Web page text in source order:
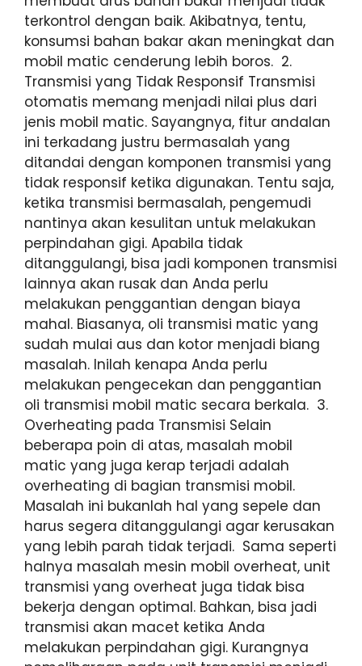
terkontrol dengan baik. Akibatnya, tentu,
konsumsi bahan bakar akan meningkat dan
mobil matic cenderung lebih boros. 2.
Transmisi yang Tidak Responsif Transmisi
otomatis memang menjadi nilai plus dari
jenis mobil matic. Sayangnya, fitur andalan
ini terkadang justru bermasalah yang
ditandai dengan komponen transmisi yang
tidak responsif ketika digunakan. Tentu saja,
ketika transmisi bermasalah, pengemudi
nantinya akan kesulitan untuk melakukan
perpindahan gigi. Apabila tidak
ditanggulangi, bisa jadi komponen transmisi
lainnya akan rusak dan Anda perlu
melakukan penggantian dengan biaya
mahal. Biasanya, oli transmisi matic yang
sudah mulai aus dan kotor menjadi biang
masalah. Inilah kenapa Anda perlu
melakukan pengecekan dan penggantian
oli transmisi mobil matic secara berkala. 3.
Overheating pada Transmisi Selain
beberapa poin di atas, masalah mobil
matic yang juga kerap terjadi adalah
overheating di bagian transmisi mobil.
Masalah ini bukanlah hal yang sepele dan
harus segera ditanggulangi agar kerusakan
yang lebih parah tidak terjadi. Sama seperti
halnya masalah mesin mobil overheat, unit
transmisi yang overheat juga tidak bisa
bekerja dengan optimal. Bahkan, bisa jadi
transmisi akan macet ketika Anda
melakukan perpindahan gigi. Kurangnya